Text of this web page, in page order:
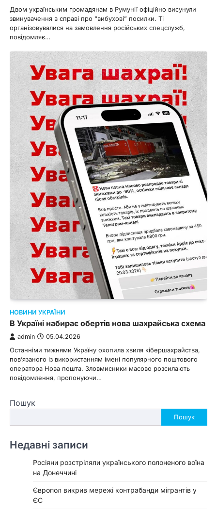
Двом українським громадянам в Румунії офіційно висунули
звинувачення в справі про “вибухові” посилки. Ті
організовувалися на замовлення російських спецслужб,
повідомляє…
НОВИНИ УКРАЇНИ
В Україні набирає обертів нова шахрайська схема
admin 05.04.2026
Останніми тижнями Україну охопила хвиля кібершахрайства,
пов’язаного із використанням імені популярного поштового
оператора Нова пошта. Зловмисники масово розсилають
повідомлення, пропонуючи…
Пошук
Пошук
Недавні записи
Росіяни розстріляли українського полоненого воїна
на Донеччині
Європол викрив мережі контрабанди мігрантів у
ЄС